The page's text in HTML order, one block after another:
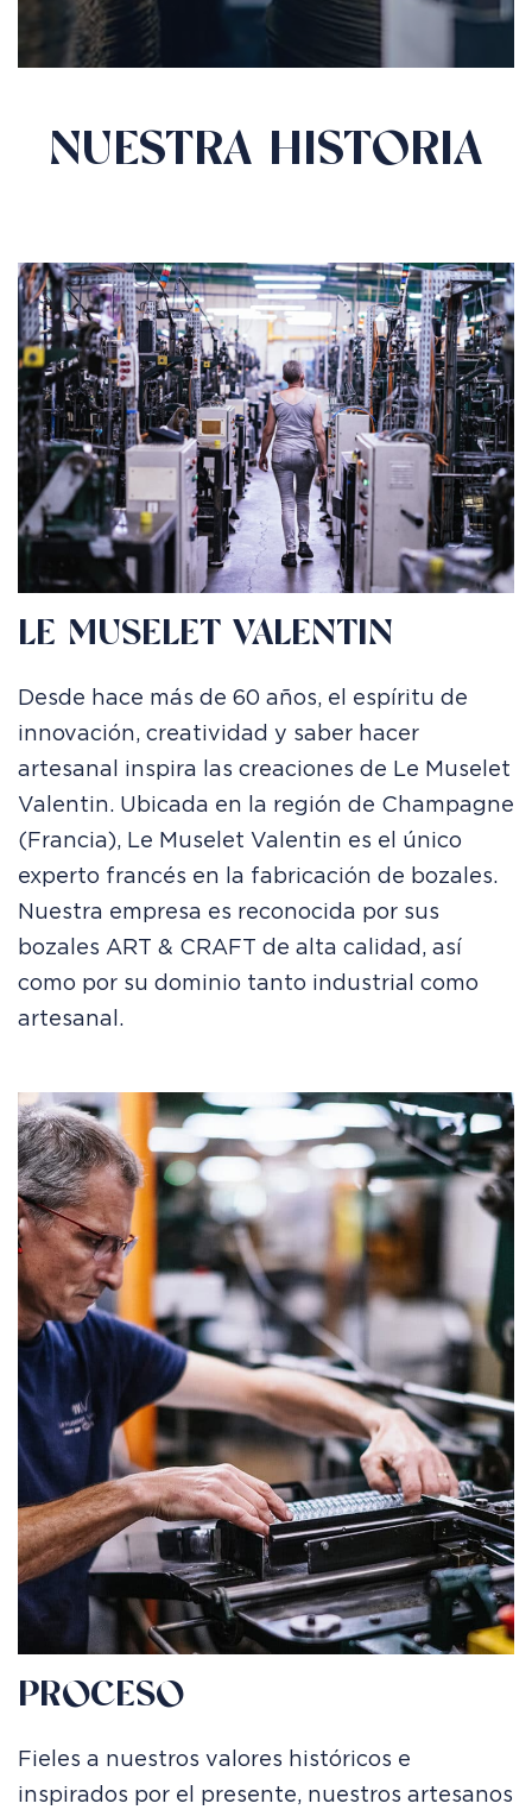
NUESTRA HISTORIA
LE MUSELET VALENTIN
Desde hace más de 60 años, el espíritu de
innovación, creatividad y saber hacer
artesanal inspira las creaciones de Le Muselet
Valentin. Ubicada en la región de Champagne
(Francia), Le Muselet Valentin es el único
experto francés en la fabricación de bozales.
Nuestra empresa es reconocida por sus
bozales ART & CRAFT de alta calidad, así
como por su dominio tanto industrial como
artesanal.
PROCESO
Fieles a nuestros valores históricos e
inspirados por el presente, nuestros artesanos